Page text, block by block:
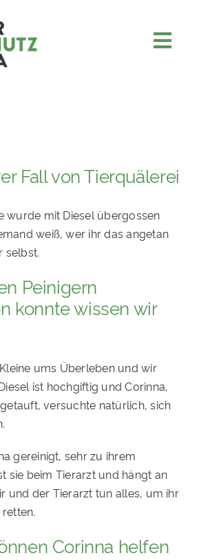
Fall von Tierquälerei
wurde mit Diesel übergossen
weiß, wer ihr das angetan
selbst.
Peinigern
konnte wissen wir
ums Überleben und wir
ist hochgiftig und Corinna,
versuchte natürlich, sich
gereinigt, sehr zu ihrem
sie beim Tierarzt und hängt an
und der Tierarzt tun alles, um ihr
Corinna helfen